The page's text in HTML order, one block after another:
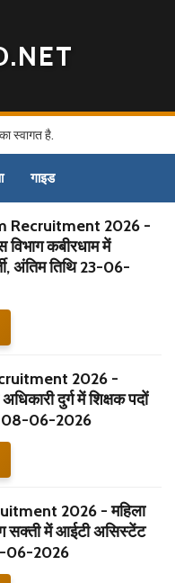
स्वागत है.
गाइड
Recruitment 2026 -
विभाग कबीरधाम में
अंतिम तिथि 23-06-
2026 -
दुर्ग में शिक्षक पदों
08-06-2026
2026 - महिला
सक्ती में आईटी असिस्टेंट
06-2026